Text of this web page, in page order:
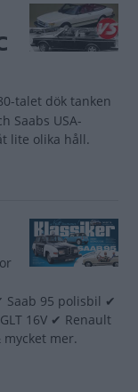
talet dök tanken
Saabs USA-
lite olika håll.
Saab 95 polisbil ✔
16V ✔ Renault
mer.